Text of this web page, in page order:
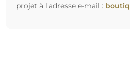
projet à l'adresse e-mail :